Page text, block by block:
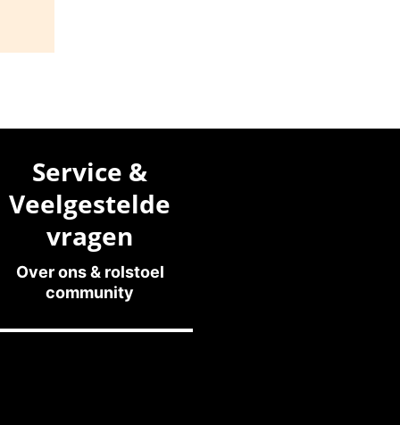
Service &
Veelgestelde
vragen
Over ons & rolstoel
community